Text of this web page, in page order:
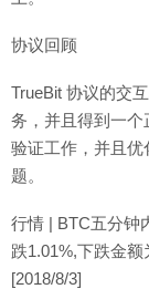
协议回顾
TrueBit 协议的交
务，并且得到一个
验证工作，并且优
题。
行情 | BTC五分钟
跌1.01%,下跌金额
[2018/8/3]